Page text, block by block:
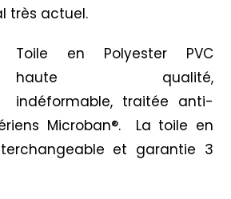
très actuel.
Toile en Polyester PVC
haute qualité,
indéformable, traitée anti-
Microban®. La toile en
et garantie 3